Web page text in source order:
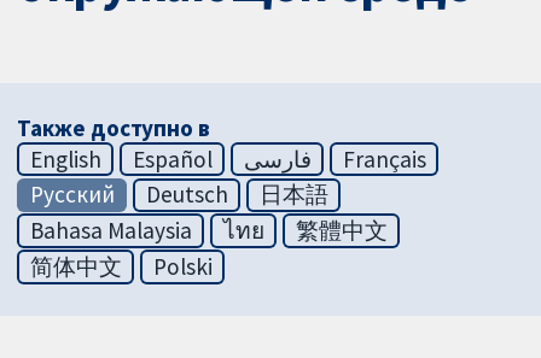
Также доступно в
English
Español فارسی
Français
Русский
Deutsch
日本語
Bahasa Malaysia
ไทย
繁體中文
简体中文
Polski